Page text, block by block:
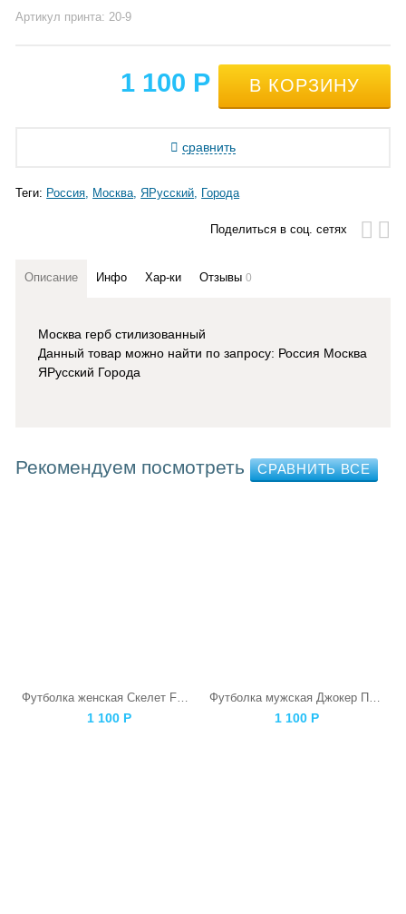
Артикул принта: 20-9
1 100 Р
сравнить
Теги: Россия Москва ЯРусский Города
Поделиться в соц. сетях
Описание Инфо Хар-ки Отзывы0
Москва герб стилизованный
Данный товар можно найти по запросу: Россия Москва
ЯРусский Города
Рекомендуем посмотреть
1 100 Р 1 100 Р